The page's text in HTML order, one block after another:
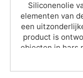
Siliconenolie
elementen van
een
product is
objecten in hars
en hun
slijtage. Het